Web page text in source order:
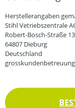
Herstellerangaben
Stihl Vetriebszentrale
Robert-Bosch-Straße 13
64807 Dieburg
Deutschland